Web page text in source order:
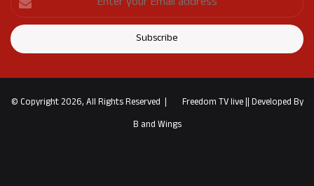
© Copyright 2026, All Rights Reserved | Freedom TV live||Developed By
B and Wings